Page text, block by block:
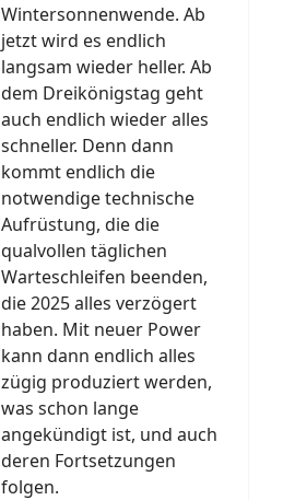
Wintersonnenwende. Ab
jetzt wird es endlich
langsam wieder heller. Ab
dem Dreikönigstag geht
auch endlich wieder alles
schneller. Denn dann
kommt endlich die
notwendige technische
Aufrüstung, die die
qualvollen täglichen
Warteschleifen beenden,
die 2025 alles verzögert
haben. Mit neuer Power
kann dann endlich alles
zügig produziert werden,
was schon lange
angekündigt ist, und auch
deren Fortsetzungen
folgen.